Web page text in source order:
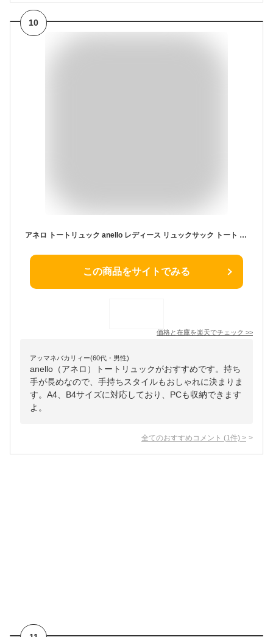
10
アネロ トートリュック anello レディース リュックサック トート バッグ 2WAY マザーズバッグ 持ち手長め 可愛い A4 B4 PC 黒 通勤 通学 中学生 高校生 大学生 学校 かばん メンズ ユニセックス 通学 通勤 人気 BASE ベイス ATM0521
この商品をサイトでみる
価格と在庫を楽天でチェック >>
アッマネバカリィー(60代・男性)
anello（アネロ）トートリュックがおすすめです。持ち
手が長めなので、手持ちスタイルもおしゃれに決まりま
す。A4、B4サイズに対応しており、PCも収納できます
よ。
全てのおすすめコメント (1 件) >